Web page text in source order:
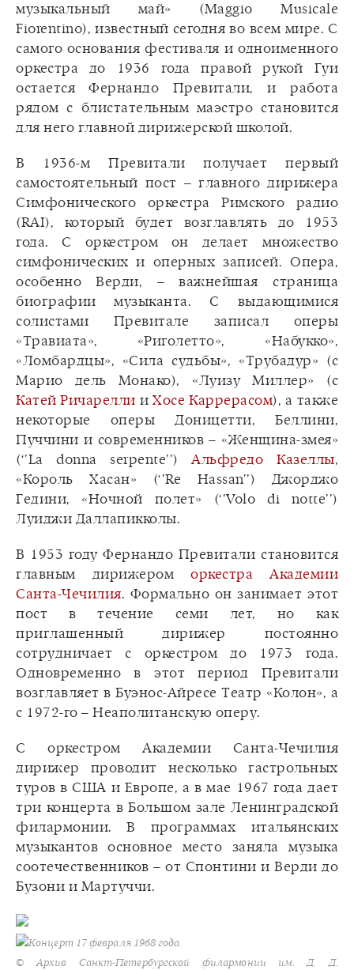
музыкальный май» (Maggio Musicale
Fiorentino), известный сегодня во всем мире. С
самого основания фестиваля и одноименного
оркестра до 1936 года правой рукой Гуи
остается Фернандо Превитали, и работа
рядом с блистательным маэстро становится
для него главной дирижерской школой.
В 1936-м Превитали получает первый
самостоятельный пост – главного дирижера
Симфонического оркестра Римского радио
(RAI), который будет возглавлять до 1953
года. С оркестром он делает множество
симфонических и оперных записей. Опера,
особенно Верди, – важнейшая страница
биографии музыканта. С выдающимися
солистами Превитале записал оперы
«Травиата», «Риголетто», «Набукко»,
«Ломбардцы», «Сила судьбы», «Трубадур» (с
Марио дель Монако), «Луизу Миллер» (с
Катей Ричарелли иХосе Каррерасом), а также
некоторые оперы Доницетти, Беллини,
Пуччини и современников – «Женщина-змея»
(‘’La donna serpente’’)Альфредо Казеллы,
«Король Хасан» (‘’Re Hassan’’) Джорджо
Гедини, «Ночной полет» (‘’Volo di notte’’)
Луиджи Даллапикколы.
В 1953 году Фернандо Превитали становится
главным дирижером оркестра Академии
Санта-Чечилия. Формально он занимает этот
пост в течение семи лет, но как
приглашенный дирижер постоянно
сотрудничает с оркестром до 1973 года.
Одновременно в этот период Превитали
возглавляет в Буэнос-Айресе Театр «Колон», а
с 1972-го – Неаполитанскую оперу.
С оркестром Академии Санта-Чечилия
дирижер проводит несколько гастрольных
туров в США и Европе, а в мае 1967 года дает
три концерта в Большом зале Ленинградской
филармонии. В программах итальянских
музыкантов основное место заняла музыка
соотечественников – от Спонтини и Верди до
Бузони и Мартуччи.
Концерт 17 февраля 1968 года.
© Архив Санкт-Петербургской филармонии им. Д. Д.